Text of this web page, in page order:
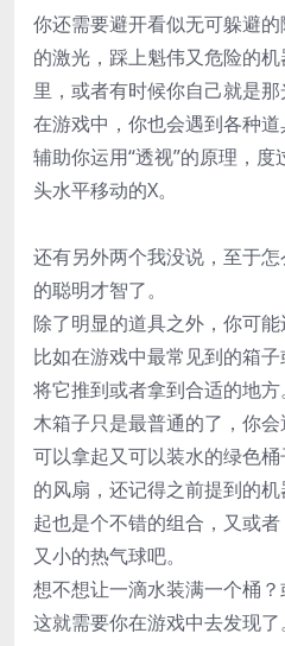
你还需要避开看似无可躲避
的激光，踩上魁伟又危险的
里，或者有时候你自己就是那
在游戏中，你也会遇到各种
辅助你运用“透视”的原理，
头水平移动的X。
还有另外两个我没说，至于
的聪明才智了。
除了明显的道具之外，你可
比如在游戏中最常见到的箱
将它推到或者拿到合适的地方
木箱子只是最普通的了，你
可以拿起又可以装水的绿色
的风扇，还记得之前提到的
起也是个不错的组合，又或
又小的热气球吧。
想不想让一滴水装满一个桶
这就需要你在游戏中去发现了。